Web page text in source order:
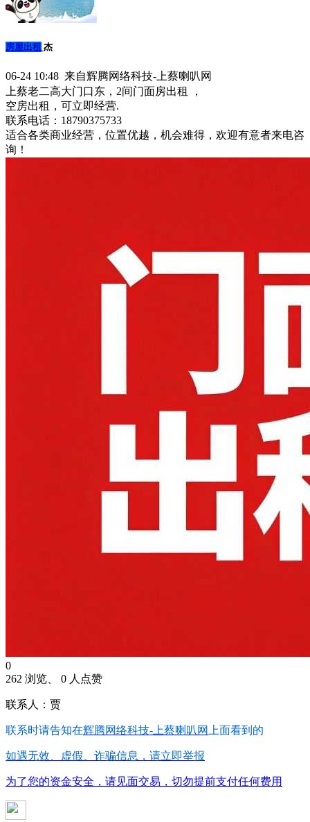
房屋出租 杰
06-24 10:48 来自辉腾网络科技-上蔡喇叭网
上蔡老二高大门口东，2间门面房出租 ，
空房出租，可立即经营.
联系电话：18790375733
适合各类商业经营，位置优越，机会难得，欢迎有意者来电咨
询！
0
262 浏览、 0 人点赞
联系人：贾
联系时请告知在辉腾网络科技-上蔡喇叭网 上面看到的
如遇无效、虚假、诈骗信息，请立即举报
为了您的资金安全，请见面交易，切勿提前支付任何费用